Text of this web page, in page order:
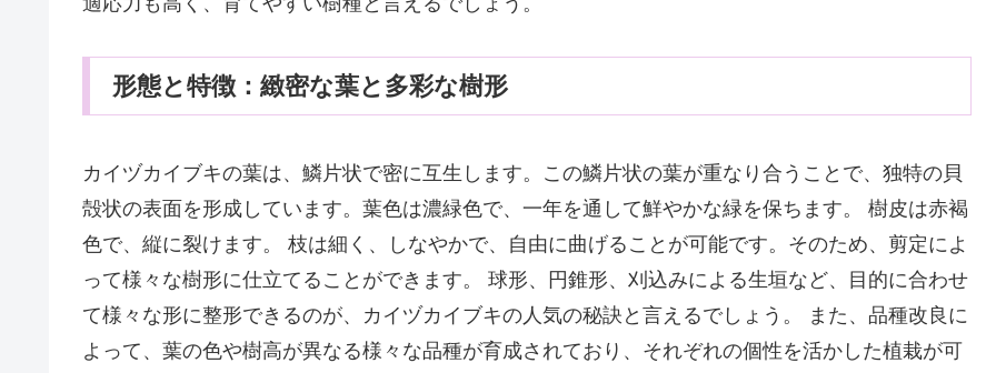
形態と特徴：緻密な葉と多彩な樹形
カイヅカイブキの葉は、鱗片状で密に互生します。この鱗片状の葉が重なり合うことで、独特の貝
殻状の表面を形成しています。葉色は濃緑色で、一年を通して鮮やかな緑を保ちます。 樹皮は赤褐
色で、縦に裂けます。 枝は細く、しなやかで、自由に曲げることが可能です。そのため、剪定によ
って様々な樹形に仕立てることができます。 球形、円錐形、刈込みによる生垣など、目的に合わせ
て様々な形に整形できるのが、カイヅカイブキの人気の秘訣と言えるでしょう。 また、品種改良に
よって、葉の色や樹高が異なる様々な品種が育成されており、それぞれの個性を活かした植栽が可